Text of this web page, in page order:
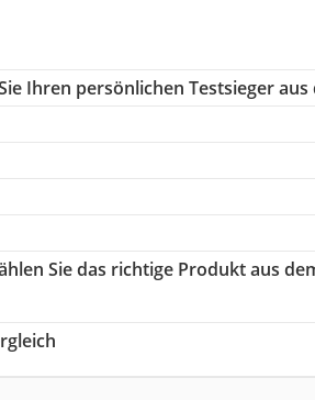
Ihren persönlichen Testsieger
Sie das richtige Produkt aus